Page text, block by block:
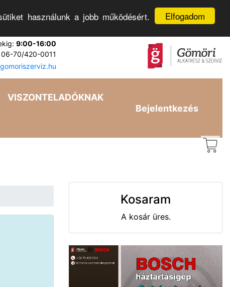
Elfogadom
használunk a jobb működésért.
9:00-16:00
06-70/420-0011
VISZONTELADÓKNAK
Bejelentkezés
Kosaram
A kosár üres.